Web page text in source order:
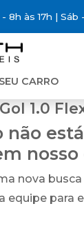
8h às 17h | Sáb
CARRO
1.0
não
nosso
nova
equipe para